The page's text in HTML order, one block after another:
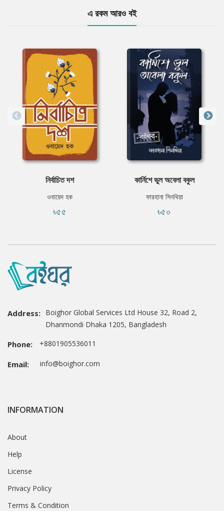
এ রকম আরও বই
নির্বাচিত দশ
ওবায়েদ হক
৳৫৫
কার্নিশে ভুল অবেলা বকুল
ফারহানা সিনথিয়া
৳৫০
Address: Boighor Global Services Ltd House 32, Road 2,
Dhanmondi Dhaka 1205, Bangladesh
Phone: +8801905536011
Email: info@boighor.com
INFORMATION
About
Help
License
Privacy Policy
Terms & Condition